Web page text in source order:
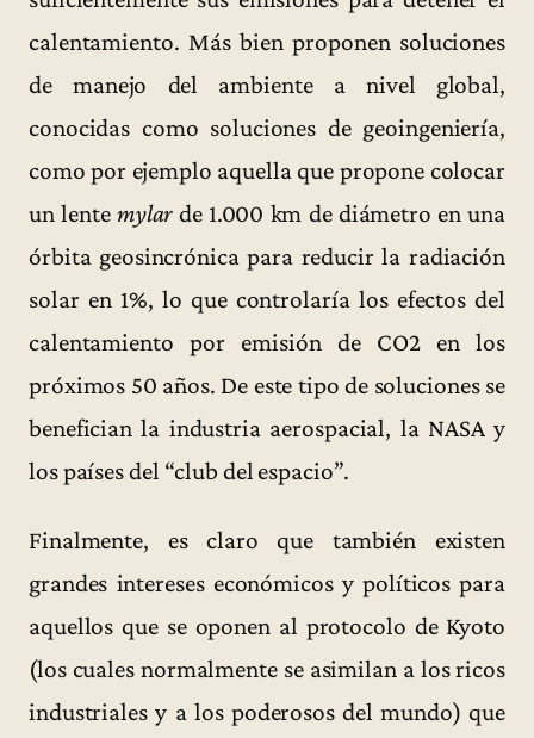
calentamiento. Más bien proponen soluciones
de manejo del ambiente a nivel global,
conocidas como soluciones de geoingeniería,
como por ejemplo aquella que propone colocar
un lente mylarde 1.000 km de diámetro en una
órbita geosincrónica para reducir la radiación
solar en 1%, lo que controlaría los efectos del
calentamiento por emisión de CO2 en los
próximos 50 años. De este tipo de soluciones se
benefician la industria aerospacial, la NASA y
los países del “club del espacio”.
Finalmente, es claro que también existen
grandes intereses económicos y políticos para
aquellos que se oponen al protocolo de Kyoto
(los cuales normalmente se asimilan a los ricos
industriales y a los poderosos del mundo) que